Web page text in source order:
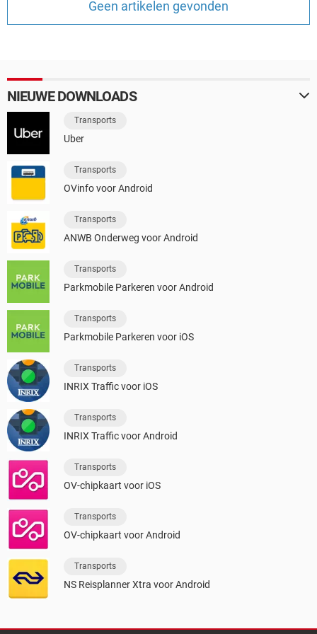
Geen artikelen gevonden
NIEUWE DOWNLOADS
Transports
Uber
Transports
OVinfo voor Android
Transports
ANWB Onderweg voor Android
Transports
Parkmobile Parkeren voor Android
Transports
Parkmobile Parkeren voor iOS
Transports
INRIX Traffic voor iOS
Transports
INRIX Traffic voor Android
Transports
OV-chipkaart voor iOS
Transports
OV-chipkaart voor Android
Transports
NS Reisplanner Xtra voor Android